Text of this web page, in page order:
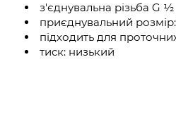
з'єднувальна різьба G ½
приєднувальний розмір:
підходить для
тиск: низький